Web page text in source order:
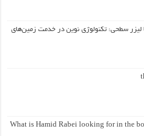
لیزر سطحی: تکنولوژی نوین در خدمت زمین‌های
What is Hamid Rabei looking for in the